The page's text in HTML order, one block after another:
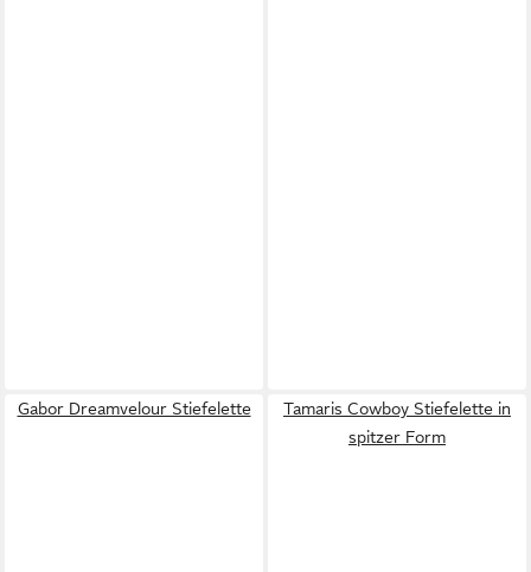
Gabor Dreamvelour Stiefelette
Tamaris Cowboy Stiefelette in
spitzer Form